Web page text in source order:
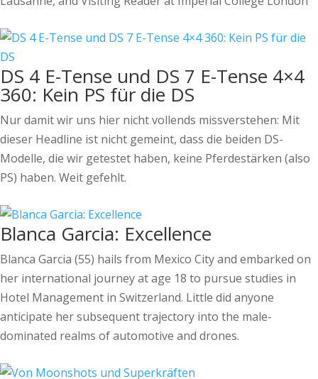
DS 4 E-Tense und DS 7 E-Tense 4×4
360: Kein PS für die DS
Nur damit wir uns hier nicht vollends missverstehen: Mit
dieser Headline ist nicht gemeint, dass die beiden DS-
Modelle, die wir getestet haben, keine Pferdestärken (also
PS) haben. Weit gefehlt.
Blanca Garcia: Excellence
Blanca Garcia (55) hails from Mexico City and embarked on
her international journey at age 18 to pursue studies in
Hotel Management in Switzerland. Little did anyone
anticipate her subsequent trajectory into the male-
dominated realms of automotive and drones.